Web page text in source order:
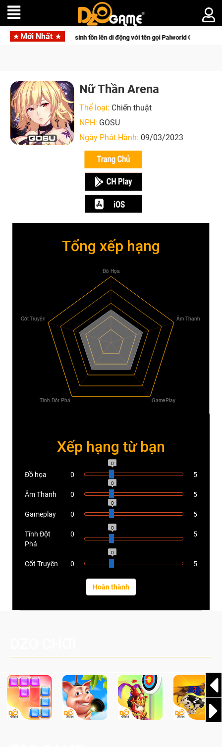
Mới Nhất
tấn săn thú sinh tồn lên di động với tên gọi Palworld Online
Nữ Thần Arena
Thể loại: Chiến thuật
NPH: GOSU
Ngày Phát Hành: 09/03/2023
Tổng xếp hạng
Xếp hạng từ bạn
Đồ họa 0
0
5
Âm Thanh 0
0
5
Gameplay 0
0
5
Tính Đột
Phá
0
0
5
Cốt Truyện 0
0
5